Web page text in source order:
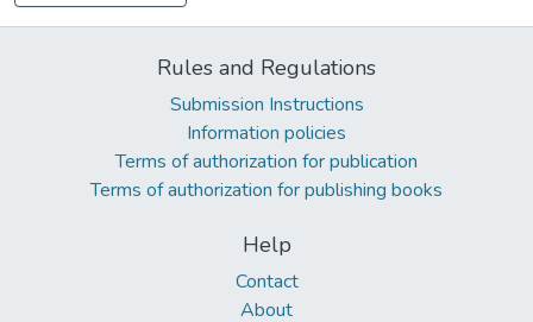
Rules and Regulations
Submission Instructions
Information policies
Terms of authorization for publication
Terms of authorization for publishing books
Help
Contact
About